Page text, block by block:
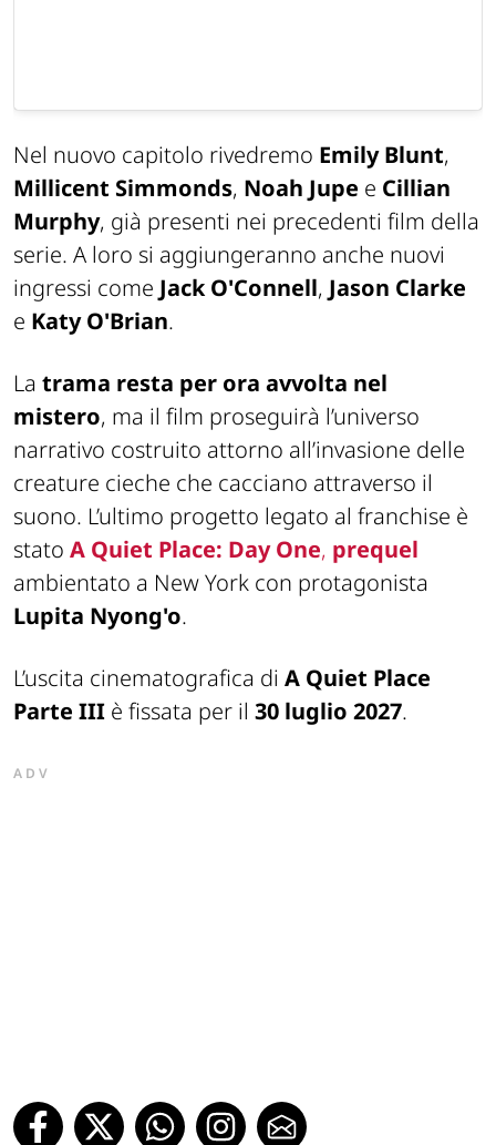
Nel nuovo capitolo rivedremo Emily Blunt,
Millicent Simmonds, Noah Jupe e Cillian
Murphy, già presenti nei precedenti film della
serie. A loro si aggiungeranno anche nuovi
ingressi come Jack O'Connell, Jason Clarke
e Katy O'Brian.
La trama resta per ora avvolta nel
mistero, ma il film proseguirà l’universo
narrativo costruito attorno all’invasione delle
creature cieche che cacciano attraverso il
suono. L’ultimo progetto legato al franchise è
stato A Quiet Place: Day One, prequel
ambientato a New York con protagonista
Lupita Nyong'o.
L’uscita cinematografica di A Quiet Place
Parte III è fissata per il 30 luglio 2027.
ADV